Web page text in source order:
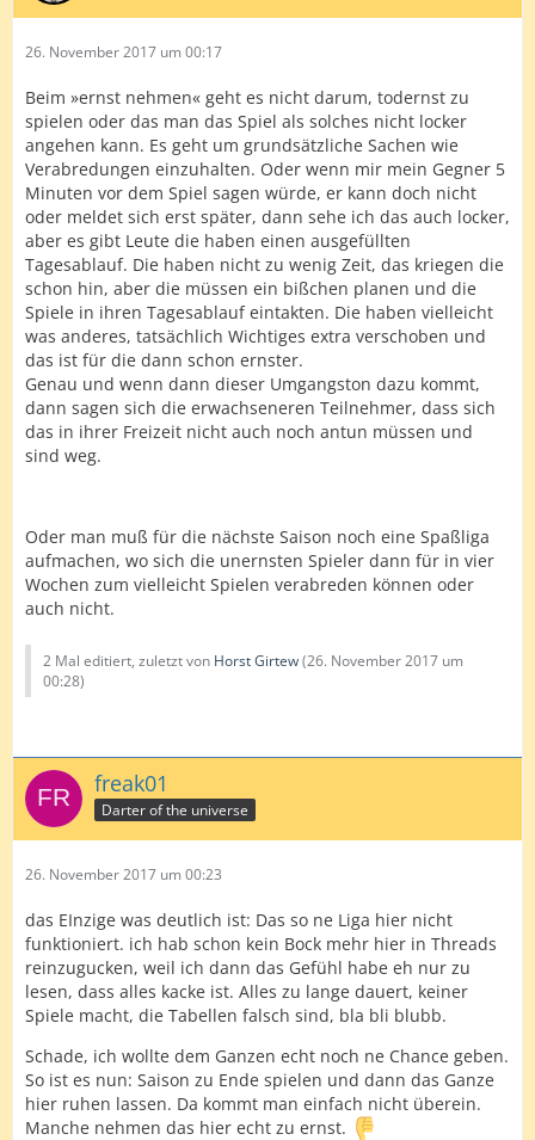
26. November 2017 um 00:17
Beim »ernst nehmen« geht es nicht darum, todernst zu
spielen oder das man das Spiel als solches nicht locker
angehen kann. Es geht um grundsätzliche Sachen wie
Verabredungen einzuhalten. Oder wenn mir mein Gegner 5
Minuten vor dem Spiel sagen würde, er kann doch nicht
oder meldet sich erst später, dann sehe ich das auch locker,
aber es gibt Leute die haben einen ausgefüllten
Tagesablauf. Die haben nicht zu wenig Zeit, das kriegen die
schon hin, aber die müssen ein bißchen planen und die
Spiele in ihren Tagesablauf eintakten. Die haben vielleicht
was anderes, tatsächlich Wichtiges extra verschoben und
das ist für die dann schon ernster.
Genau und wenn dann dieser Umgangston dazu kommt,
dann sagen sich die erwachseneren Teilnehmer, dass sich
das in ihrer Freizeit nicht auch noch antun müssen und
sind weg.
Oder man muß für die nächste Saison noch eine Spaßliga
aufmachen, wo sich die unernsten Spieler dann für in vier
Wochen zum vielleicht Spielen verabreden können oder
auch nicht.
2 Mal editiert, zuletzt von Horst Girtew(26. November 2017 um
00:28)
freak01
Darter of the universe
26. November 2017 um 00:23
das EInzige was deutlich ist: Das so ne Liga hier nicht
funktioniert. ich hab schon kein Bock mehr hier in Threads
reinzugucken, weil ich dann das Gefühl habe eh nur zu
lesen, dass alles kacke ist. Alles zu lange dauert, keiner
Spiele macht, die Tabellen falsch sind, bla bli blubb.
Schade, ich wollte dem Ganzen echt noch ne Chance geben.
So ist es nun: Saison zu Ende spielen und dann das Ganze
hier ruhen lassen. Da kommt man einfach nicht überein.
Manche nehmen das hier echt zu ernst.